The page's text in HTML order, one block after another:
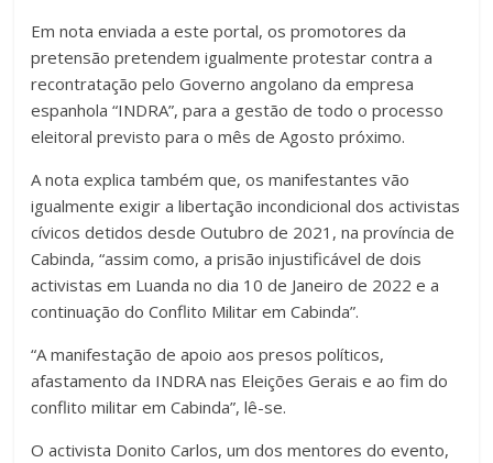
Em nota enviada a este portal, os promotores da
pretensão pretendem igualmente protestar contra a
recontratação pelo Governo angolano da empresa
espanhola “INDRA”, para a gestão de todo o processo
eleitoral previsto para o mês de Agosto próximo.
A nota explica também que, os manifestantes vão
igualmente exigir a libertação incondicional dos activistas
cívicos detidos desde Outubro de 2021, na província de
Cabinda, “assim como, a prisão injustificável de dois
activistas em Luanda no dia 10 de Janeiro de 2022 e a
continuação do Conflito Militar em Cabinda”.
“A manifestação de apoio aos presos políticos,
afastamento da INDRA nas Eleições Gerais e ao fim do
conflito militar em Cabinda”, lê-se.
O activista Donito Carlos, um dos mentores do evento,